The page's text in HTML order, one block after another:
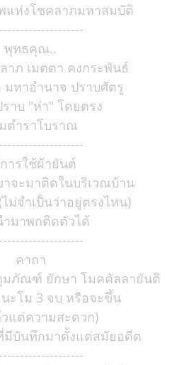
แห่งโชคลาภมหาสมบัติ
พุทธคุณ..
าภ เมตตา คงกระพันธ์
หาอำนาจ ปราบศัตรู
าบ "ห่า" โดยตรง
ตำราโบราณ
ารใช้ผ้ายันต์
จะมาติดในบริเวณบ้าน
ม่จำเป็นว่าอยู่ตรงไหน)
ำมาพกติดตัวได้
คาถา
มภัณฑ์ ยักษา โมคคัลลายันติ
ะโม 3 จบ หรือจะขึ้น
แต่ความสะดวก)
มีบันทึกมาตั้งแต่สมัยอดีต